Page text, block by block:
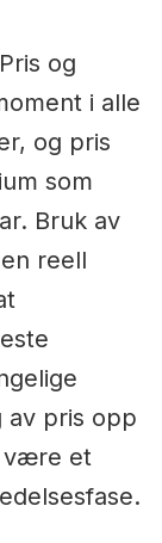
og
i alle
og pris
som
Bruk av
reell
av pris opp
være et